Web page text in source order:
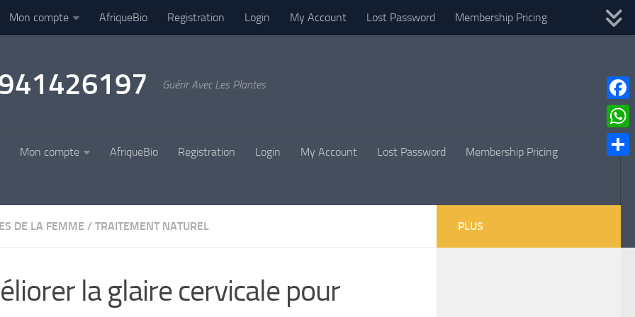
Mon compte AfriqueBio Registration Login My Account Lost Password Membership Pricing
Guérir Avec Les Plantes
Mon compte AfriqueBio Registration Login My Account Lost Password Membership Pricing
DE LA FEMME / TRAITEMENT NATUREL
la glaire cervicale pour
PLUS